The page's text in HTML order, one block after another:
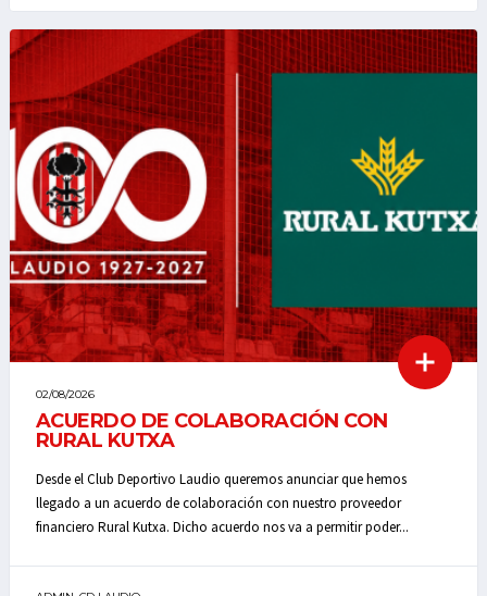
02/08/2026
ACUERDO DE COLABORACIÓN CON
RURAL KUTXA
Desde el Club Deportivo Laudio queremos anunciar que hemos
llegado a un acuerdo de colaboración con nuestro proveedor
financiero Rural Kutxa. Dicho acuerdo nos va a permitir poder...